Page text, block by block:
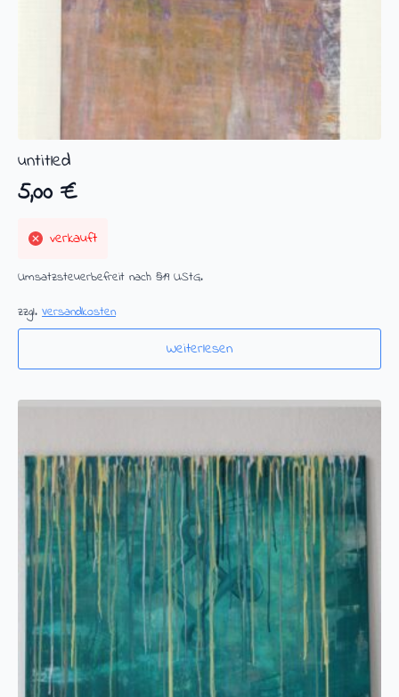
untitled
5,00 €
verkauft
Umsatzsteuerbefreit nach §19 UStG.
zzgl. Versandkosten
Weiterlesen